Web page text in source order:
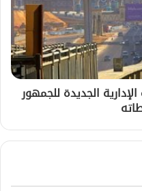
الجديدة للجمهور